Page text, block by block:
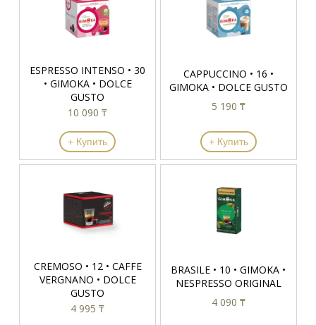
ESPRESSO INTENSO • 30
• GIMOKA • DOLCE
GUSTO
10 090 ₸
+ Купить
CAPPUCCINO • 16 •
GIMOKA • DOLCE GUSTO
5 190 ₸
+ Купить
CREMOSO • 12 • CAFFE
VERGNANO • DOLCE
GUSTO
4 995 ₸
BRASILE • 10 • GIMOKA •
NESPRESSO ORIGINAL
4 090 ₸